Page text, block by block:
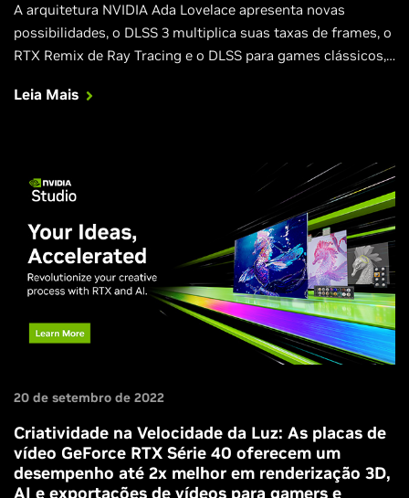
A arquitetura NVIDIA Ada Lovelace apresenta novas
possibilidades, o DLSS 3 multiplica suas taxas de frames, o
RTX Remix de Ray Tracing e o DLSS para games clássicos,
GeForce RTX 4080 oferecem a potência para jogar games
Leia Mais
20 de setembro de 2022
Criatividade na Velocidade da Luz: As placas de
vídeo GeForce RTX Série 40 oferecem um
desempenho até 2x melhor em renderização 3D,
AI e exportações de vídeos para gamers e